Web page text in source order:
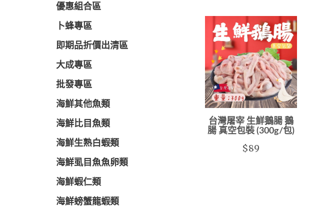
優惠組合區
卜蜂專區
即期品折價出清區
大成專區
批發專區
海鮮其他魚類
海鮮比目魚類
海鮮生熟白蝦類
海鮮虱目魚魚卵類
海鮮蝦仁類
海鮮螃蟹龍蝦類
台灣屠宰 生鮮鵝腸 鵝
腸 真空包裝 (300g/包)
$89